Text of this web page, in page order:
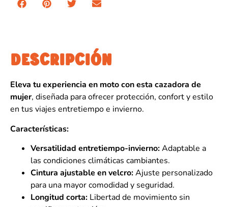
DESCRIPCIÓN
Eleva tu experiencia en moto con esta cazadora de
mujer, diseñada para ofrecer protección, confort y estilo
en tus viajes entretiempo e invierno.
Características:
Versatilidad entretiempo-invierno:Adaptable a
las condiciones climáticas cambiantes.
Cintura ajustable en velcro:Ajuste personalizado
para una mayor comodidad y seguridad.
Longitud corta: Libertad de movimiento sin